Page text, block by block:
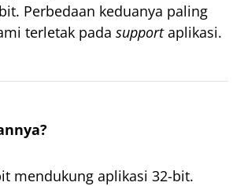
Perbedaan keduanya paling
terletak pada supportaplikasi.
mendukung aplikasi 32-bit.